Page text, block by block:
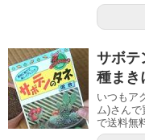
サボテ
種まき
いつもア
ム)さん
で送料無